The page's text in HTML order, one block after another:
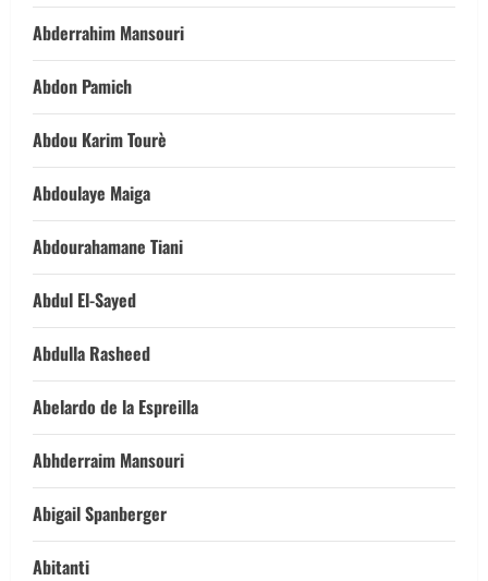
Abderrahim Mansouri
Abdon Pamich
Abdou Karim Tourè
Abdoulaye Maiga
Abdourahamane Tiani
Abdul El-Sayed
Abdulla Rasheed
Abelardo de la Espreilla
Abhderraim Mansouri
Abigail Spanberger
Abitanti